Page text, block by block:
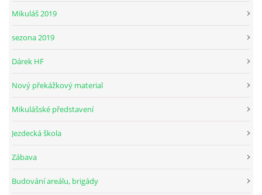
PODZIMNÍ BRIGÁDA 4.10.2025
Mikuláš 2019
sezona 2019
Dárek HF
Nový překážkový material
Mikulášské představení
Jezdecká škola
Zábava
Budování areálu, brigády